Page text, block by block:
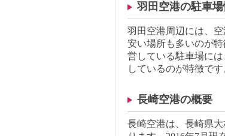
羽田空港の駐車
羽田空港周辺には、
安い場所も多いのが
営している駐車場に
しているのが特徴で
長崎空港の概要
長崎空港は、長崎県